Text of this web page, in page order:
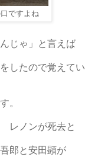
ですよね
じゃ」と言えば
したので覚えてい
。
レノンが死去と
郎と安田顕が